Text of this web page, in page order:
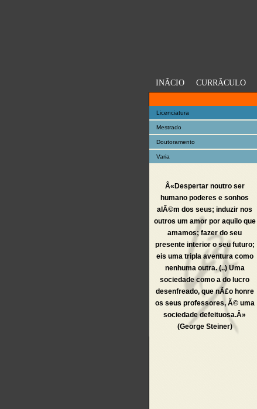
INÃ­CIO CURRÃ­CULO
Licenciatura
Mestrado
Doutoramento
Varia
Â«Despertar noutro ser
humano poderes e sonhos
alÃ©m dos seus; induzir nos
outros um amor por aquilo que
amamos; fazer do seu
presente interior o seu futuro;
eis uma tripla aventura como
nenhuma outra. (..) Uma
sociedade como a do lucro
desenfreado, que nÃ£o honre
os seus professores, Ã© uma
sociedade defeituosa.Â»
(George Steiner)